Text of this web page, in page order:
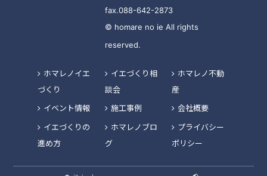
fax.088-642-2873
© homare no ie All rights
reserved.
ホマレノイエ
づくり
イベント情報
イエづくりの
進め方
イエづくり相
談会
施工事例
ホマレノブロ
グ
ホマレノ不動
産
会社概要
プライバシー
ポリシー